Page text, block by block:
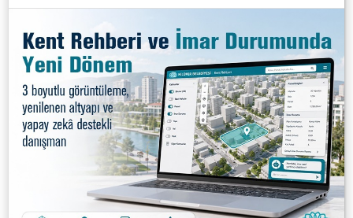
yaygınlaşacak ve insanlık var olduğu sürece
yaşatılacak. Bizi küresel sermayeye mahkum eden
zihniyete inat kendi değerlerimizi, yerli tohumlarımızı
yaşatacağız. Unutmayın ki çocuklarımıza
bırakabileceğimiz en değerli miras sağlıklı gıda. O
nedenle kendi üretim potansiyelimizin farkına
varacağız, ata tohumlarımıza sahip çıkacağız, sağlıklı
gıdayı yaşatacak ve erişilebilir hale getireceğiz. Ata
tohumlarını geleceğe aktarma çabamıza destek veren
herkese teşekkür ediyorum. Geleceğe attığımız bu
tohumların bereketle, sevgiyle, bollukla yeşermesini